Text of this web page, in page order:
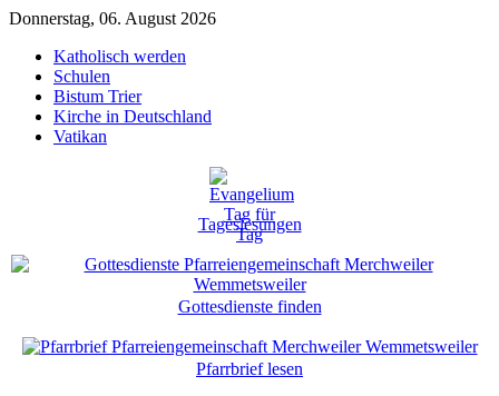
Donnerstag, 06. August 2026
Katholisch werden
Schulen
Bistum Trier
Kirche in Deutschland
Vatikan
Tageslesungen
Gottesdienste finden
Pfarrbrief lesen